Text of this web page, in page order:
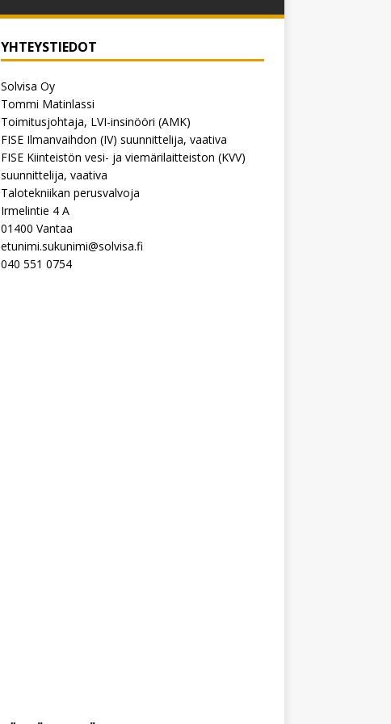
YHTEYSTIEDOT
Solvisa Oy
Tommi Matinlassi
Toimitusjohtaja, LVI-insinööri (AMK)
FISE Ilmanvaihdon (IV) suunnittelija, vaativa
FISE Kiinteistön vesi- ja viemärilaitteiston (KVV)
suunnittelija, vaativa
Talotekniikan perusvalvoja
Irmelintie 4 A
01400 Vantaa
etunimi.sukunimi@solvisa.fi
040 551 0754